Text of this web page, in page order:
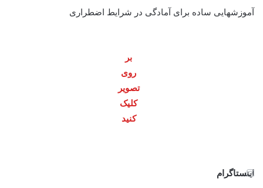
آموزشهایی ساده برای آمادگی در شرایط اضطراری
بر
روی
تصویر
کلیک
کنید
اینستاگرام